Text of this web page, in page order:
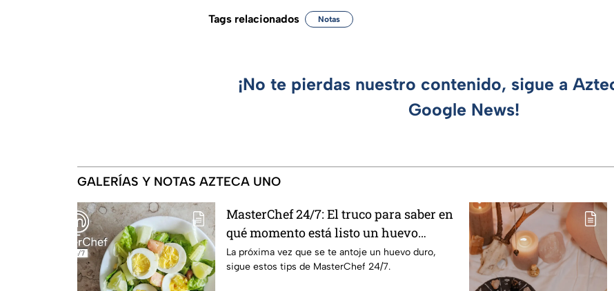
Tags relacionados Notas
¡No te pierdas nuestro contenido, sigue a
Google News!
GALERÍAS Y NOTAS AZTECA UNO
MasterChef 24/7: El truco para saber en
qué momento está listo un huevo
cocido
La próxima vez que se te antoje un huevo duro,
sigue estos tips de MasterChef 24/7.